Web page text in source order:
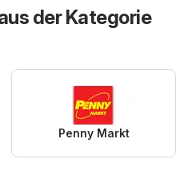
der Kategorie
Penny Markt